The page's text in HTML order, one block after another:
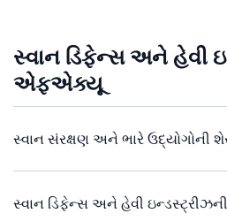
સ્વાન ડિફેન્સ અને હેવી
એફએક્યૂ
સ્વાન સંરક્ષણ અને ભારે ઉદ્યોગોની
સ્વાન ડિફેન્સ અને હેવી